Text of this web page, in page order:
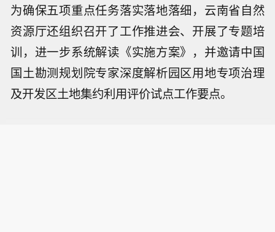
为确保五项重点任务落实落地落细，云南省自然
资源厅还组织召开了工作推进会、开展了专题培
训，进一步系统解读《实施方案》，并邀请中国
国土勘测规划院专家深度解析园区用地专项治理
及开发区土地集约利用评价试点工作要点。